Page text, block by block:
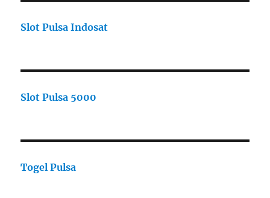
Slot Pulsa Indosat
Slot Pulsa 5000
Togel Pulsa